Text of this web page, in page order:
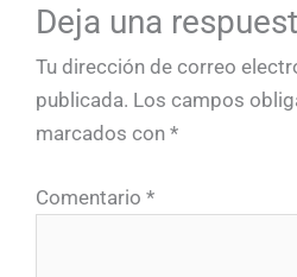
Deja una
Tu dirección de correo
publicada. Los campos
marcados con *
Comentario *